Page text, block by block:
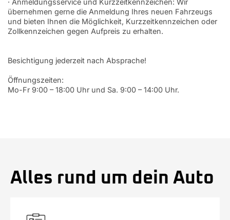
übernehmen gerne die Anmeldung Ihres neuen Fahrzeugs
und bieten Ihnen die Möglichkeit, Kurzzeitkennzeichen oder
Zollkennzeichen gegen Aufpreis zu erhalten.
Besichtigung jederzeit nach Absprache!
Öffnungszeiten:
Mo-Fr 9:00 – 18:00 Uhr und Sa. 9:00 – 14:00 Uhr.
Alles rund um dein Auto